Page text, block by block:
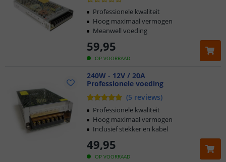
OP VOORRAAD
59,95
Professionele kwaliteit
Hoog maximaal vermogen
Meanwell voeding
240W - 12V / 20A
Professionele voeding
(5 reviews)
OP VOORRAAD
49,95
Professionele kwaliteit
Hoog maximaal vermogen
Inclusief stekker en kabel